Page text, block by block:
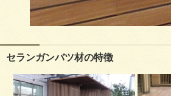
セランガンバツ材の特徴